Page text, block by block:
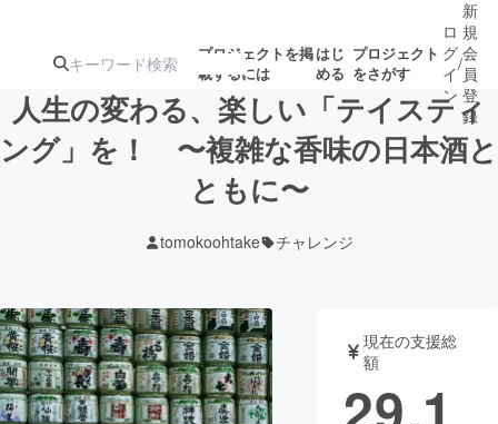
プロジェクトを掲
載するには
はじ
める
プロジェクト
をさがす
注目の新着プロ募集終了が近いプ
テクノロジー・ガジェット
映像・映画 書籍・雑誌
ロ
グ
イ
ン
/
新
規
会
員
登
録
人生の変わる、楽しい「テイスティ
ング」を！ 〜複雑な香味の日本酒と
ともに〜
tomokoohtake チャレンジ
現在の支援総
額